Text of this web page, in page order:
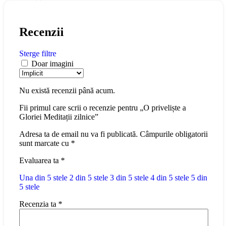
Recenzii
Sterge filtre
Doar imagini
Nu există recenzii până acum.
Fii primul care scrii o recenzie pentru „O priveliște a
Gloriei Meditații zilnice”
Adresa ta de email nu va fi publicată. Câmpurile obligatorii
sunt marcate cu *
Evaluarea ta *
Una din 5 stele 2 din 5 stele 3 din 5 stele 4 din 5 stele 5 din
5 stele
Recenzia ta *